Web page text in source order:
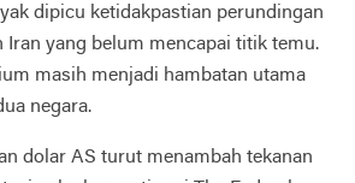
dipicu ketidakpastian perundingan
Iran yang belum mencapai titik temu.
masih menjadi hambatan utama
negara.
dolar AS turut menambah tekanan